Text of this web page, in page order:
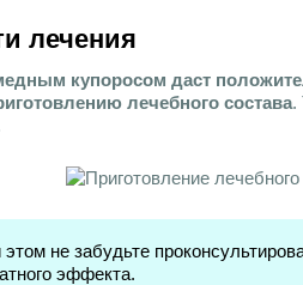
лечения
купоросом даст
лечебного состава.
этом не забудьте
эффекта.